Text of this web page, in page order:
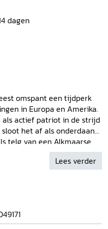
dagen
omspant een tijdperk
in Europa en Amerika.
als actief patriot in de strijd
het af als onderdaan
telg van een Alkmaarse
Nijenburg in Heiloo
Weinig bekend is de
aan de opbouw van de
beginselvast voorstander
met de landspolitiek. Dit
Lees verder